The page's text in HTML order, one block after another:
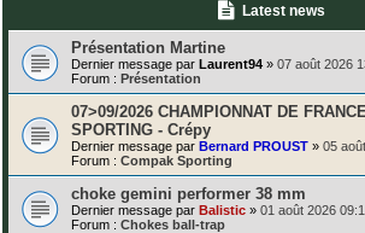
Latest news
Présentation Martine
Dernier message par Laurent94 » 07 août 2026
Forum : Présentation
07>09/2026 CHAMPIONNAT DE
SPORTING - Crépy
Dernier message par Bernard PROUST » 05
Forum : Compak Sporting
choke gemini performer 38 mm
Dernier message par Balistic » 01 août 2026
Forum : Chokes ball-trap